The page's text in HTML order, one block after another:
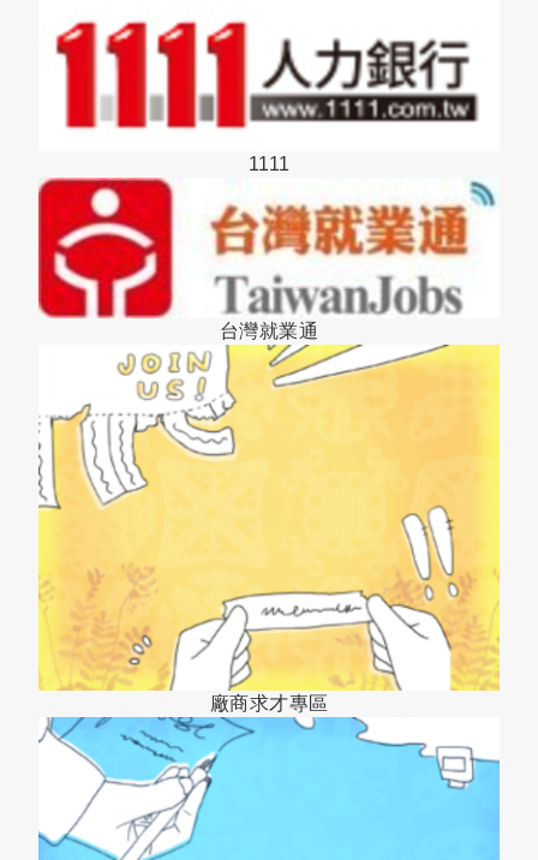
1111
台灣就業通
廠商求才專區